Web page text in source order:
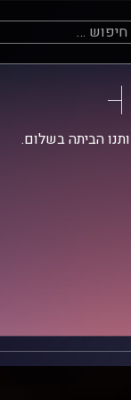
חיפוש:
הביתה בשלום.